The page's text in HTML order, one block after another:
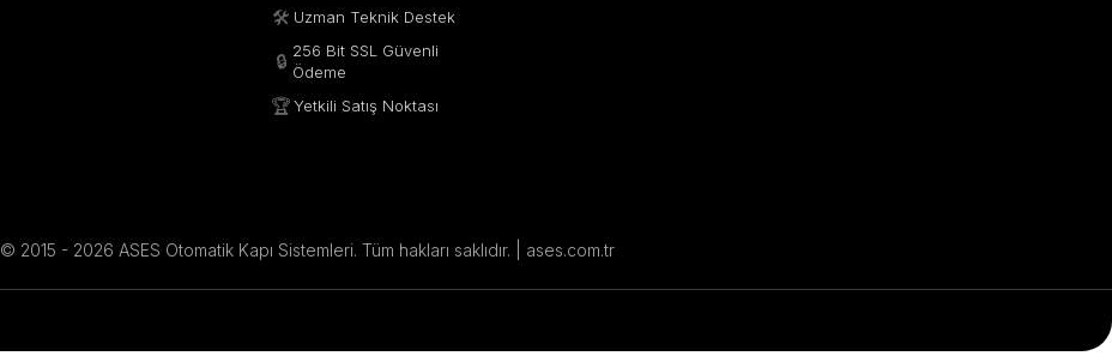
🛠️ Uzman Teknik Destek
🔒 256 Bit SSL Güvenli
Ödeme
🏆Yetkili Satış Noktası
© 2015 - 2026 ASES Otomatik Kapı Sistemleri. Tüm hakları saklıdır. | ases.com.tr